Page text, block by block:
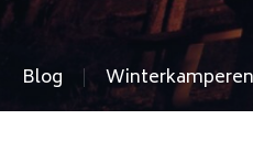
Blog